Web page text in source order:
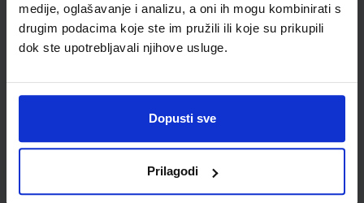
medije, oglašavanje i analizu, a oni ih mogu kombinirati s
drugim podacima koje ste im pružili ili koje su prikupili
dok ste upotrebljavali njihove usluge.
Dopusti sve
Prilagodi
0,56 €